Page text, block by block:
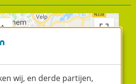
wij, en derde partijen,